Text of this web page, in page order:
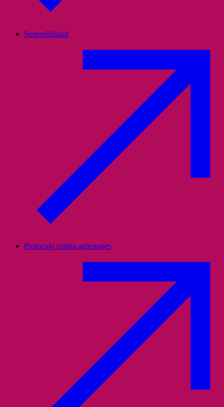
Sostenibilidad
Protocolo contra agresiones